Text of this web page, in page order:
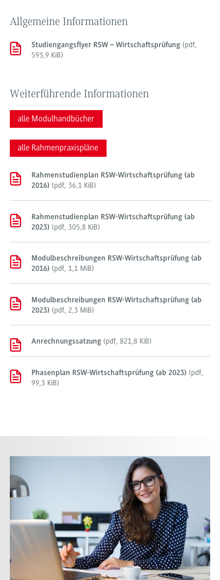
Allgemeine Informationen
Studiengangsflyer RSW – Wirtschaftsprüfung(pdf,
593,9 KiB)
Weiterführende Informationen
alle Modulhandbücher
alle Rahmenpraxispläne
Rahmenstudienplan RSW-Wirtschaftsprüfung (ab
2016) (pdf, 36,1 KiB)
Rahmenstudienplan RSW-Wirtschaftsprüfung (ab
2023) (pdf, 305,8 KiB)
Modulbeschreibungen RSW-Wirtschaftsprüfung (ab
2016) (pdf, 1,1 MiB)
Modulbeschreibungen RSW-Wirtschaftsprüfung (ab
2023) (pdf, 2,3 MiB)
Anrechnungssatzung(pdf, 821,8 KiB)
Phasenplan RSW-Wirtschaftsprüfung (ab 2023) (pdf,
99,3 KiB)